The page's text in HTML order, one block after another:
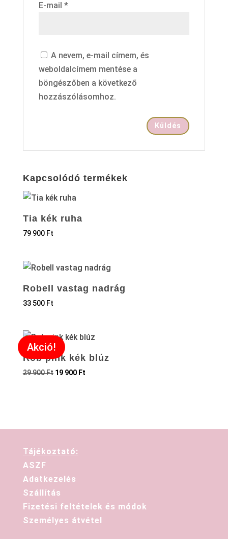
E-mail *
A nevem, e-mail címem, és
weboldalcímem mentése a
böngészőben a következő
hozzászólásomhoz.
Kapcsolódó termékek
Tia kék ruha
79 900 Ft
Robell vastag nadrág
33 500 Ft
Akció!
Rob pink kék blúz
29 900Ft 19 900 Ft
Tájékoztató:
ASZF
Adatkezelés
Szállítás
Fizetési feltételek és módok
Személyes átvétel